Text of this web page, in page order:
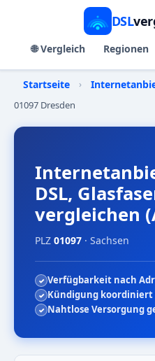
DSL
🌐 Vergleich Regionen
Startseite ›
01097 Dresden
DSL,
vergleichen
PLZ 01097 · Sachsen
Verfügbarkeit nach
Kündigung
Nahtlose Versorgung